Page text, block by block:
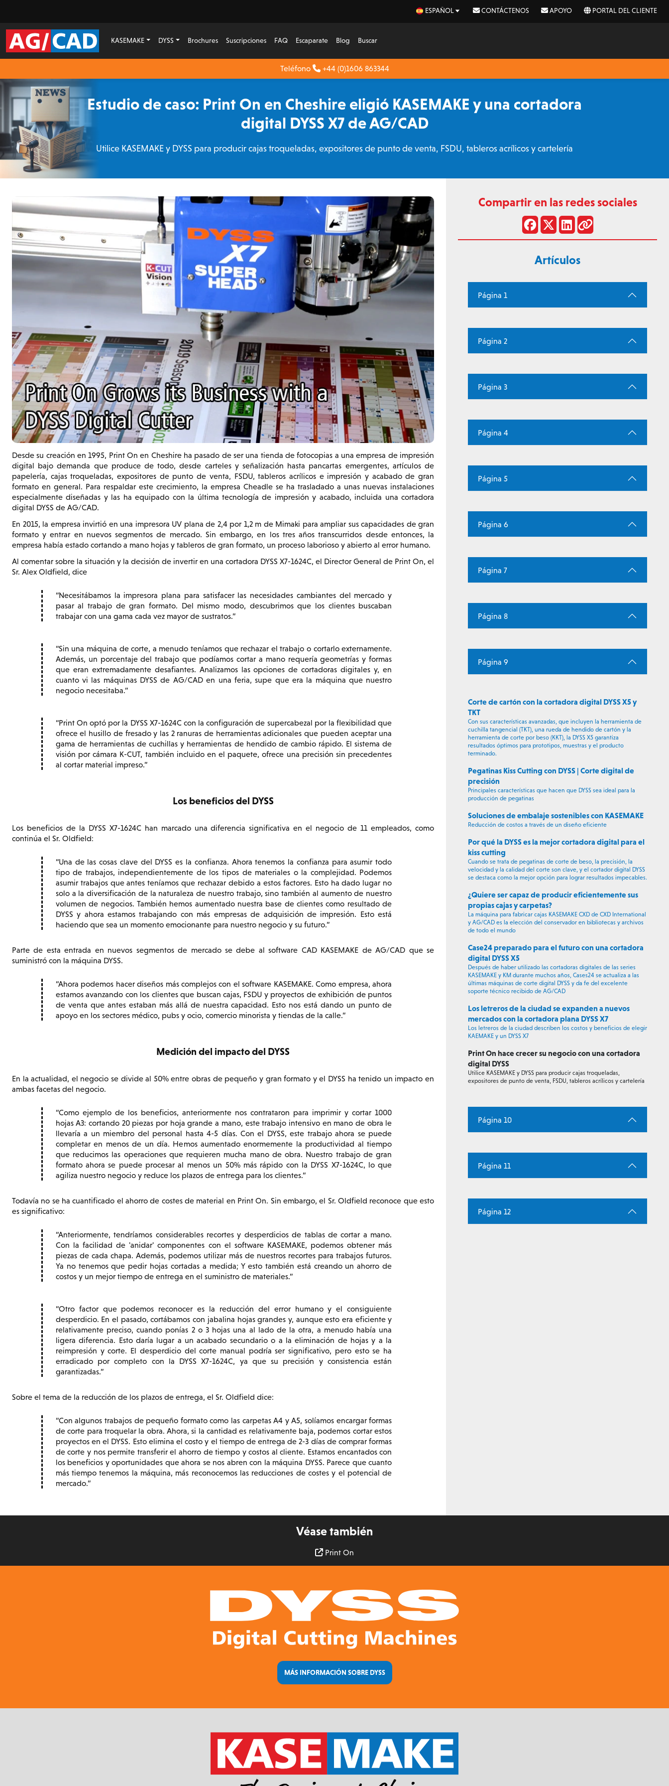
ESPAÑOL CONTÁCTENOS APOYO PORTAL DEL CLIENTE
KASEMAKE DYSS Brochures Suscripciones FAQ Escaparate Blog Buscar
Teléfono +44 (0)1606 863344
Estudio de caso: Print On en Cheshire eligió KASEMAKE y una cortadora
digital DYSS X7 de AG/CAD
Utilice KASEMAKE y DYSS para producir cajas troqueladas, expositores de punto de venta, FSDU, tableros acrílicos y cartelería
Desde su creación en 1995, Print On en Cheshire ha pasado de ser una tienda de fotocopias a una empresa de impresión
digital bajo demanda que produce de todo, desde carteles y señalización hasta pancartas emergentes, artículos de
papelería, cajas troqueladas, expositores de punto de venta, FSDU, tableros acrílicos e impresión y acabado de gran
formato en general. Para respaldar este crecimiento, la empresa Cheadle se ha trasladado a unas nuevas instalaciones
especialmente diseñadas y las ha equipado con la última tecnología de impresión y acabado, incluida una cortadora
digital DYSS de AG/CAD.
En 2015, la empresa invirtió en una impresora UV plana de 2,4 por 1,2 m de Mimaki para ampliar sus capacidades de gran
formato y entrar en nuevos segmentos de mercado. Sin embargo, en los tres años transcurridos desde entonces, la
empresa había estado cortando a mano hojas y tableros de gran formato, un proceso laborioso y abierto al error humano.
Al comentar sobre la situación y la decisión de invertir en una cortadora DYSS X7-1624C, el Director General de Print On, el
Sr. Alex Oldfield, dice
Necesitábamos la impresora plana para satisfacer las necesidades cambiantes del mercado y
pasar al trabajo de gran formato. Del mismo modo, descubrimos que los clientes buscaban
trabajar con una gama cada vez mayor de sustratos.
Sin una máquina de corte, a menudo teníamos que rechazar el trabajo o cortarlo externamente.
Además, un porcentaje del trabajo que podíamos cortar a mano requería geometrías y formas
que eran extremadamente desafiantes. Analizamos las opciones de cortadoras digitales y, en
cuanto vi las máquinas DYSS de AG/CAD en una feria, supe que era la máquina que nuestro
negocio necesitaba.
Print On optó por la DYSS X7-1624C con la configuración de supercabezal por la flexibilidad que
ofrece el husillo de fresado y las 2 ranuras de herramientas adicionales que pueden aceptar una
gama de herramientas de cuchillas y herramientas de hendido de cambio rápido. El sistema de
visión por cámara K-CUT, también incluido en el paquete, ofrece una precisión sin precedentes
al cortar material impreso.
Los beneficios del DYSS
Los beneficios de la DYSS X7-1624C han marcado una diferencia significativa en el negocio de 11 empleados, como
continúa el Sr. Oldfield:
Una de las cosas clave del DYSS es la confianza. Ahora tenemos la confianza para asumir todo
tipo de trabajos, independientemente de los tipos de materiales o la complejidad. Podemos
asumir trabajos que antes teníamos que rechazar debido a estos factores. Esto ha dado lugar no
solo a la diversificación de la naturaleza de nuestro trabajo, sino también al aumento de nuestro
volumen de negocios. También hemos aumentado nuestra base de clientes como resultado de
DYSS y ahora estamos trabajando con más empresas de adquisición de impresión. Esto está
haciendo que sea un momento emocionante para nuestro negocio y su futuro.
Parte de esta entrada en nuevos segmentos de mercado se debe al software CAD KASEMAKE de AG/CAD que se
suministró con la máquina DYSS.
Ahora podemos hacer diseños más complejos con el software KASEMAKE. Como empresa, ahora
estamos avanzando con los clientes que buscan cajas, FSDU y proyectos de exhibición de puntos
de venta que antes estaban más allá de nuestra capacidad. Esto nos está dando un punto de
apoyo en los sectores médico, pubs y ocio, comercio minorista y tiendas de la calle.
Medición del impacto del DYSS
En la actualidad, el negocio se divide al 50% entre obras de pequeño y gran formato y el DYSS ha tenido un impacto en
ambas facetas del negocio.
Como ejemplo de los beneficios, anteriormente nos contrataron para imprimir y cortar 1000
hojas A3: cortando 20 piezas por hoja grande a mano, este trabajo intensivo en mano de obra le
llevaría a un miembro del personal hasta 4-5 días. Con el DYSS, este trabajo ahora se puede
completar en menos de un día. Hemos aumentado enormemente la productividad al tiempo
que reducimos las operaciones que requieren mucha mano de obra. Nuestro trabajo de gran
formato ahora se puede procesar al menos un 50% más rápido con la DYSS X7-1624C, lo que
agiliza nuestro negocio y reduce los plazos de entrega para los clientes.
Todavía no se ha cuantificado el ahorro de costes de material en Print On. Sin embargo, el Sr. Oldfield reconoce que esto
es significativo:
Anteriormente, tendríamos considerables recortes y desperdicios de tablas de cortar a mano.
Con la facilidad de 'anidar' componentes con el software KASEMAKE, podemos obtener más
piezas de cada chapa. Además, podemos utilizar más de nuestros recortes para trabajos futuros.
Ya no tenemos que pedir hojas cortadas a medida; Y esto también está creando un ahorro de
costos y un mejor tiempo de entrega en el suministro de materiales.
Otro factor que podemos reconocer es la reducción del error humano y el consiguiente
desperdicio. En el pasado, cortábamos con jabalina hojas grandes y, aunque esto era eficiente y
relativamente preciso, cuando ponías 2 o 3 hojas una al lado de la otra, a menudo había una
ligera diferencia. Esto daría lugar a un acabado secundario o a la eliminación de hojas y a la
reimpresión y corte. El desperdicio del corte manual podría ser significativo, pero esto se ha
erradicado por completo con la DYSS X7-1624C, ya que su precisión y consistencia están
garantizadas.
Sobre el tema de la reducción de los plazos de entrega, el Sr. Oldfield dice:
Con algunos trabajos de pequeño formato como las carpetas A4 y A5, solíamos encargar formas
de corte para troquelar la obra. Ahora, si la cantidad es relativamente baja, podemos cortar estos
proyectos en el DYSS. Esto elimina el costo y el tiempo de entrega de 2-3 días de comprar formas
de corte y nos permite transferir el ahorro de tiempo y costos al cliente. Estamos encantados con
los beneficios y oportunidades que ahora se nos abren con la máquina DYSS. Parece que cuanto
más tiempo tenemos la máquina, más reconocemos las reducciones de costes y el potencial de
mercado.
Compartir en las redes sociales
Artículos
Página 1
Página 2
Página 3
Página 4
Página 5
Página 6
Página 7
Página 8
Página 9
Corte de cartón con la cortadora digital DYSS X5 y
TKT
Con sus características avanzadas, que incluyen la herramienta de
cuchilla tangencial (TKT), una rueda de hendido de cartón y la
herramienta de corte por beso (KKT), la DYSS X5 garantiza
resultados óptimos para prototipos, muestras y el producto
terminado.
Pegatinas Kiss Cutting con DYSS | Corte digital de
precisión
Principales características que hacen que DYSS sea ideal para la
producción de pegatinas
Soluciones de embalaje sostenibles con KASEMAKE
Reducción de costos a través de un diseño eficiente
Por qué la DYSS es la mejor cortadora digital para el
kiss cutting
Cuando se trata de pegatinas de corte de beso, la precisión, la
velocidad y la calidad del corte son clave, y el cortador digital DYSS
se destaca como la mejor opción para lograr resultados impecables.
¿Quiere ser capaz de producir eficientemente sus
propias cajas y carpetas?
La máquina para fabricar cajas KASEMAKE CXD de CXD International
y AG/CAD es la elección del conservador en bibliotecas y archivos
de todo el mundo
Case24 preparado para el futuro con una cortadora
digital DYSS X5
Después de haber utilizado las cortadoras digitales de las series
KASEMAKE y KM durante muchos años, Cases24 se actualiza a las
últimas máquinas de corte digital DYSS y da fe del excelente
soporte técnico recibido de AG/CAD
Los letreros de la ciudad se expanden a nuevos
mercados con la cortadora plana DYSS X7
Los letreros de la ciudad describen los costos y beneficios de elegir
KAEMAKE y un DYSS X7
Print On hace crecer su negocio con una cortadora
digital DYSS
Utilice KASEMAKE y DYSS para producir cajas troqueladas,
expositores de punto de venta, FSDU, tableros acrílicos y cartelería
Página 10
Página 11
Página 12
Véase también
Print On
MÁS INFORMACIÓN SOBRE DYSS